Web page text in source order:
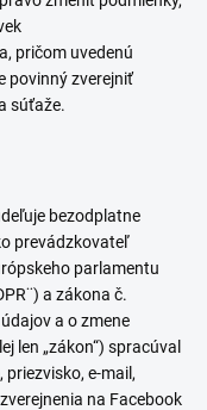
pričom uvedenú
povinný zverejniť
súťaže.
bezodplatne
prevádzkovateľ
parlamentu
a zákona č.
a o zmene
len „zákon“) spracúval
e-mail,
na Facebook